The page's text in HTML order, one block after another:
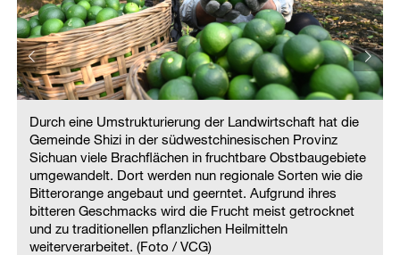
Durch eine Umstrukturierung der Landwirtschaft hat die
Gemeinde Shizi in der südwestchinesischen Provinz
Sichuan viele Brachflächen in fruchtbare Obstbaugebiete
umgewandelt. Dort werden nun regionale Sorten wie die
Bitterorange angebaut und geerntet. Aufgrund ihres
bitteren Geschmacks wird die Frucht meist getrocknet
und zu traditionellen pflanzlichen Heilmitteln
weiterverarbeitet. (Foto / VCG)